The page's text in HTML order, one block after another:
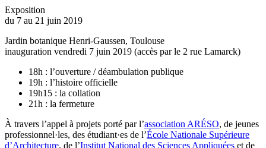
Exposition
du 7 au 21 juin 2019
Jardin botanique Henri-Gaussen, Toulouse
inauguration vendredi 7 juin 2019 (accès par le 2 rue Lamarck)
18h : l’ouverture / déambulation publique
19h : l’histoire officielle
19h15 : la collation
21h : la fermeture
À travers l’appel à projets porté par l’association ARÉSO, de jeunes
professionnel·les, des étudiant·es de l’École Nationale Supérieure
d’Architecture, de l’Institut National des Sciences Appliquées et de